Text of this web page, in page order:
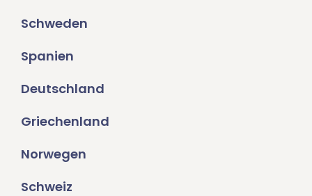
Schweden
Spanien
Deutschland
Griechenland
Norwegen
Schweiz